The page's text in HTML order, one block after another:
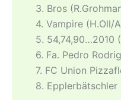
3. Bros
4. Vampire (H.Oll/
5. 54,74,90…2010
6. Fa. Pedro
7. FC Union
8. Epplerbätschler